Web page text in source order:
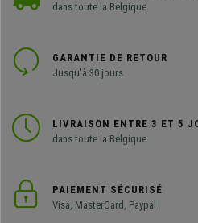
dans toute la Belgique
GARANTIE DE RETOUR
Jusqu'à 30 jours
LIVRAISON ENTRE 3 ET 5
dans toute la Belgique
PAIEMENT SÉCURISÉ
Visa, MasterCard, Paypal